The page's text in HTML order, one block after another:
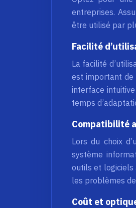
entreprises.
être utilisé par
Facilité
La facilité
est important de
interface
temps
Compatibilité
Lors du choix
système
outils et logiciels
les problèmes
Coût et